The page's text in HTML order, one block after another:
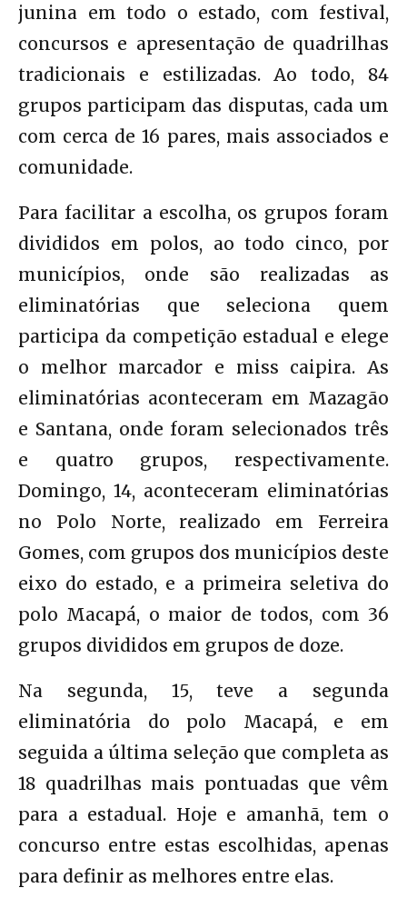
junina em todo o estado, com festival,
concursos e apresentação de quadrilhas
tradicionais e estilizadas. Ao todo, 84
grupos participam das disputas, cada um
com cerca de 16 pares, mais associados e
comunidade.
Para facilitar a escolha, os grupos foram
divididos em polos, ao todo cinco, por
municípios, onde são realizadas as
eliminatórias que seleciona quem
participa da competição estadual e elege
o melhor marcador e miss caipira. As
eliminatórias aconteceram em Mazagão
e Santana, onde foram selecionados três
e quatro grupos, respectivamente.
Domingo, 14, aconteceram eliminatórias
no Polo Norte, realizado em Ferreira
Gomes, com grupos dos municípios deste
eixo do estado, e a primeira seletiva do
polo Macapá, o maior de todos, com 36
grupos divididos em grupos de doze.
Na segunda, 15, teve a segunda
eliminatória do polo Macapá, e em
seguida a última seleção que completa as
18 quadrilhas mais pontuadas que vêm
para a estadual. Hoje e amanhã, tem o
concurso entre estas escolhidas, apenas
para definir as melhores entre elas.